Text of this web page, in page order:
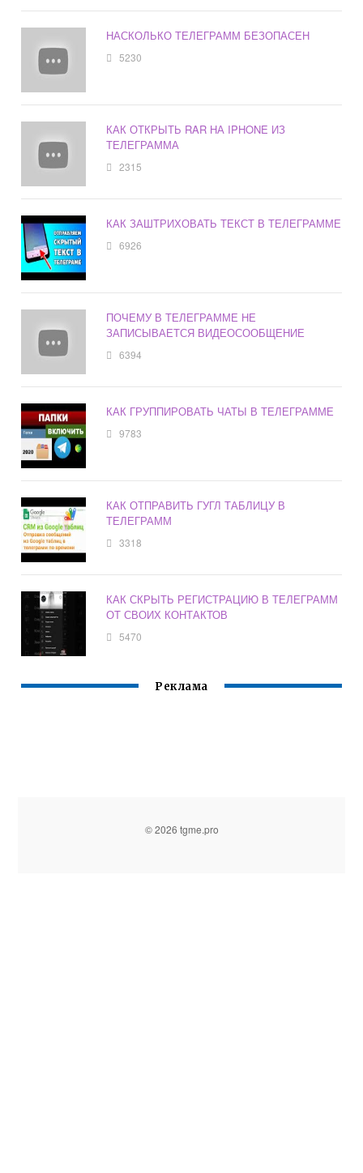
НАСКОЛЬКО ТЕЛЕГРАММ БЕЗОПАСЕН
5230
КАК ОТКРЫТЬ RAR НА IPHONE ИЗ
ТЕЛЕГРАММА
2315
КАК ЗАШТРИХОВАТЬ ТЕКСТ В ТЕЛЕГРАММЕ
6926
ПОЧЕМУ В ТЕЛЕГРАММЕ НЕ
ЗАПИСЫВАЕТСЯ ВИДЕОСООБЩЕНИЕ
6394
КАК ГРУППИРОВАТЬ ЧАТЫ В ТЕЛЕГРАММЕ
9783
КАК ОТПРАВИТЬ ГУГЛ ТАБЛИЦУ В
ТЕЛЕГРАММ
3318
КАК СКРЫТЬ РЕГИСТРАЦИЮ В ТЕЛЕГРАММ
ОТ СВОИХ КОНТАКТОВ
5470
Реклама
© 2026 tgme.pro